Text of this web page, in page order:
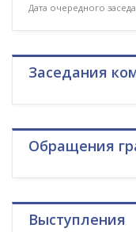
Дата очередного
Заседания
Обращения
Выступления